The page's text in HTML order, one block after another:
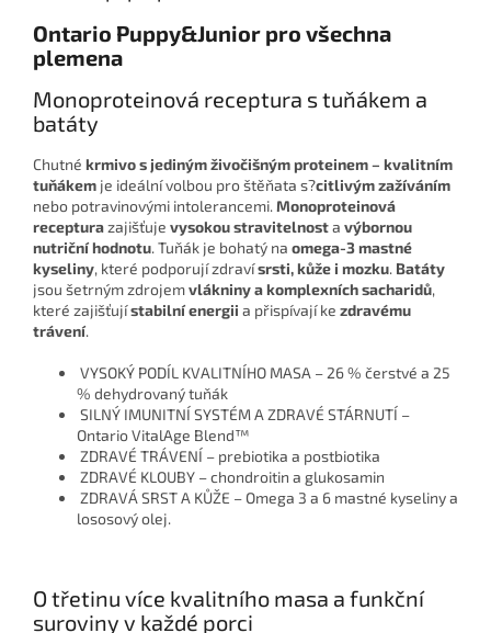
Ontario Puppy&Junior pro všechna
plemena
Monoproteinová receptura s tuňákem a
batáty
Chutné krmivo s jediným živočišným proteinem – kvalitním
tuňákem je ideální volbou pro štěňata s?citlivým zažíváním
nebo potravinovými intolerancemi. Monoproteinová
recepturazajišťuje vysokou stravitelnosta výbornou
nutriční hodnotu. Tuňák je bohatý na omega-3 mastné
kyseliny, které podporují zdravísrsti, kůže i mozku. Batáty
jsou šetrným zdrojemvlákniny a komplexních sacharidů,
které zajišťujístabilní energii a přispívají ke zdravému
trávení.
VYSOKÝ PODÍL KVALITNÍHO MASA – 26 % čerstvé a 25
% dehydrovaný tuňák
SILNÝ IMUNITNÍ SYSTÉM A ZDRAVÉ STÁRNUTÍ –
Ontario VitalAge Blend™
ZDRAVÉ TRÁVENÍ – prebiotika a postbiotika
ZDRAVÉ KLOUBY – chondroitin a glukosamin
ZDRAVÁ SRST A KŮŽE – Omega 3 a 6 mastné kyseliny a
lososový olej.
O třetinu více kvalitního masa a funkční
suroviny v každé porci